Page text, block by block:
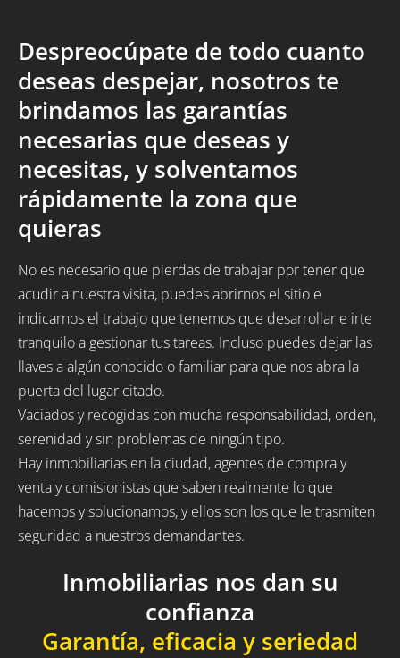
Despreocúpate de todo cuanto
deseas despejar, nosotros te
brindamos las garantías
necesarias que deseas y
necesitas, y solventamos
rápidamente la zona que
quieras
No es necesario que pierdas de trabajar por tener que
acudir a nuestra visita, puedes abrirnos el sitio e
indicarnos el trabajo que tenemos que desarrollar e irte
tranquilo a gestionar tus tareas. Incluso puedes dejar las
llaves a algún conocido o familiar para que nos abra la
puerta del lugar citado.
Vaciados y recogidas con mucha responsabilidad, orden,
serenidad y sin problemas de ningún tipo.
Hay inmobiliarias en la ciudad, agentes de compra y
venta y comisionistas que saben realmente lo que
hacemos y solucionamos, y ellos son los que le trasmiten
seguridad a nuestros demandantes.
Inmobiliarias nos dan su
confianza
Garantía, eficacia y seriedad